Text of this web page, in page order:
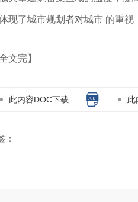
现了城市规划者对城市 的重视
全文完】
此内容DOC下载 此
：